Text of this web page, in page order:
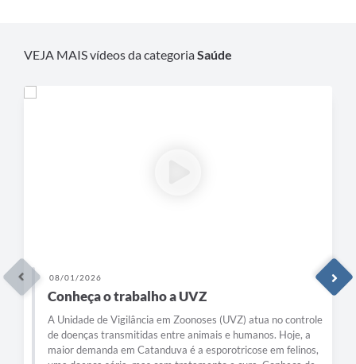
VEJA MAIS vídeos da categoriaSaúde
08/01/2026
Conheça o trabalho a UVZ
A Unidade de Vigilância em Zoonoses (UVZ) atua no controle
de doenças transmitidas entre animais e humanos. Hoje, a
maior demanda em Catanduva é a esporotricose em felinos,